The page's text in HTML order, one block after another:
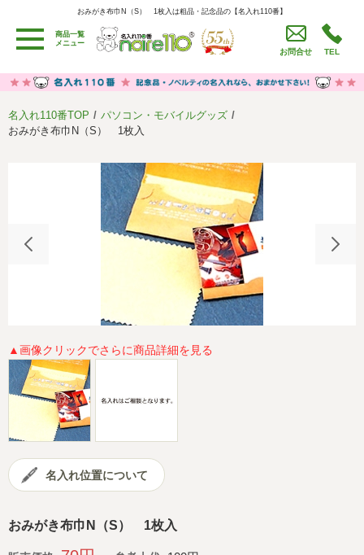
おみがき布巾N（S） 1枚入は粗品・記念品の【名入れ110番】
おみがき布巾N（S） 1枚入は粗品・記念品の【名入れ110番】
商品一覧
メニュー
お問合せ TEL
用途別カテゴリ
卒園・卒業記念品
労働組合・設立記念・周年記念
うちわ・扇子・ファン
イベント・パーティーグッズ
セール品グッズ
名入れについて
社会貢献活動 特定商取引法に基づく表記
プライバシーポリシー
採用情報
会社概要
名入れ110番TOP
パソコン・モバイルグッズ
おみがき布巾N（S） 1枚入
▲画像クリックでさらに商品詳細を見る
名入れ位置について
おみがき布巾N（S） 1枚入